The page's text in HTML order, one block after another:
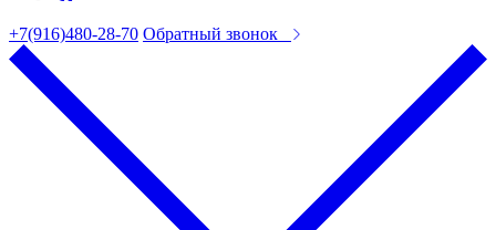
+7(916)480-28-70 Обратный звонок